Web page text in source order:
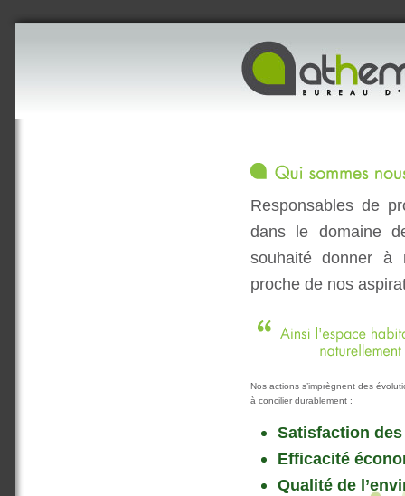
Responsables de
dans le domaine
souhaité donner à
proche de nos
Nos actions s’imprègnent des
à concilier durablement :
Satisfaction
Efficacité
Qualité de